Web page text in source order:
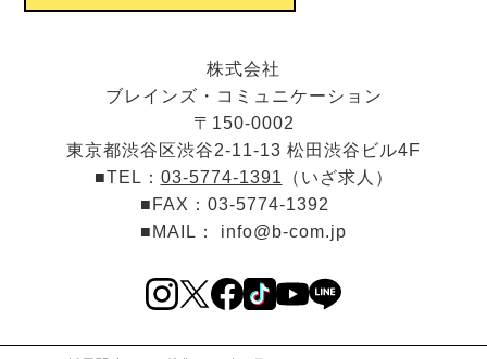
株式会社
ブレインズ・コミュニケーション
〒150-0002
東京都渋谷区渋谷2-11-13 松田渋谷ビル4F
■TEL： 03-5774-1391 （いざ求人）
■FAX：03-5774-1392
■MAIL： info@b-com.jp